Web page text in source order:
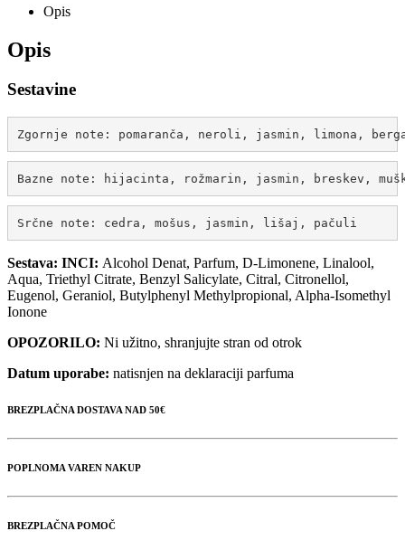
Opis
Opis
Sestavine
Zgornje note: pomaranča, neroli, jasmin, limona,
Bazne note: hijacinta, rožmarin, jasmin, breskev,
Srčne note: cedra, mošus, jasmin, lišaj, pačuli
Sestava: INCI: Alcohol Denat, Parfum, D-Limonene, Linalool,
Aqua, Triethyl Citrate, Benzyl Salicylate, Citral, Citronellol,
Eugenol, Geraniol, Butylphenyl Methylpropional, Alpha-Isomethyl
Ionone
OPOZORILO: Ni užitno, shranjujte stran od otrok
Datum uporabe: natisnjen na deklaraciji parfuma
BREZPLAČNA DOSTAVA NAD 50€
POPLNOMA VAREN NAKUP
BREZPLAČNA POMOČ